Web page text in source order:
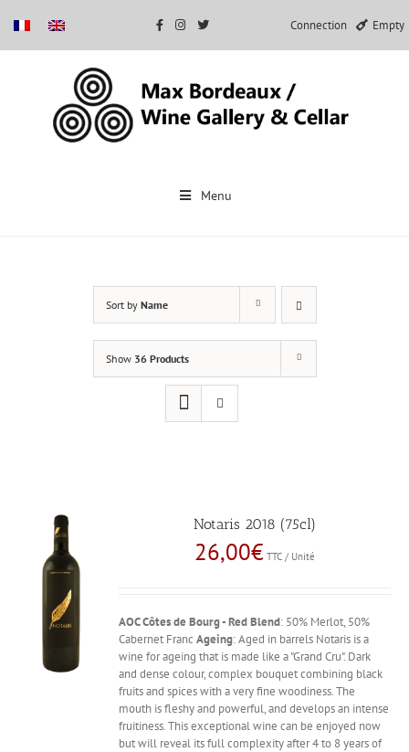
Connection Empty
Menu
Sort by Name
Show 36 Products
Notaris 2018 (75cl)
26,00€ TTC / Unité
AOC Côtes de Bourg - RedBlend: 50% Merlot, 50%
Cabernet FrancAgeing: Aged in barrels Notaris is a
wine for ageing that is made like a "Grand Cru". Dark
and dense colour, complex bouquet combining black
fruits and spices with a very fine woodiness. The
mouth is fleshy and powerful, and develops an intense
fruitiness. This exceptional wine can be enjoyed now
but will reveal its full complexity after 4 to 8 years of